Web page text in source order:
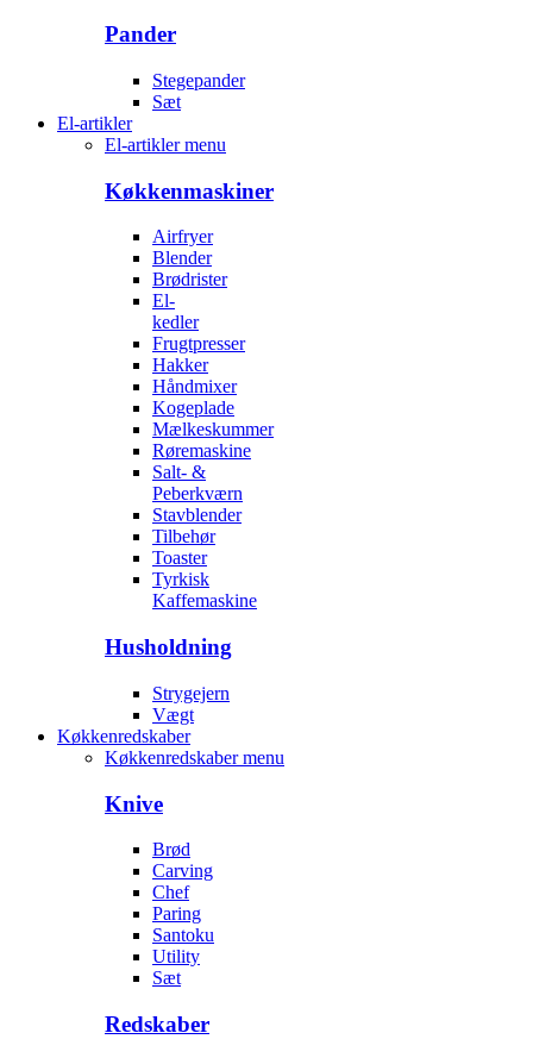
Pander
Stegepander
Sæt
El-artikler
El-artikler menu
Køkkenmaskiner
Airfryer
Blender
Brødrister
El-
kedler
Frugtpresser
Hakker
Håndmixer
Kogeplade
Mælkeskummer
Røremaskine
Salt- &
Peberkværn
Stavblender
Tilbehør
Toaster
Tyrkisk
Kaffemaskine
Husholdning
Strygejern
Vægt
Køkkenredskaber
Køkkenredskaber menu
Knive
Brød
Carving
Chef
Paring
Santoku
Utility
Sæt
Redskaber